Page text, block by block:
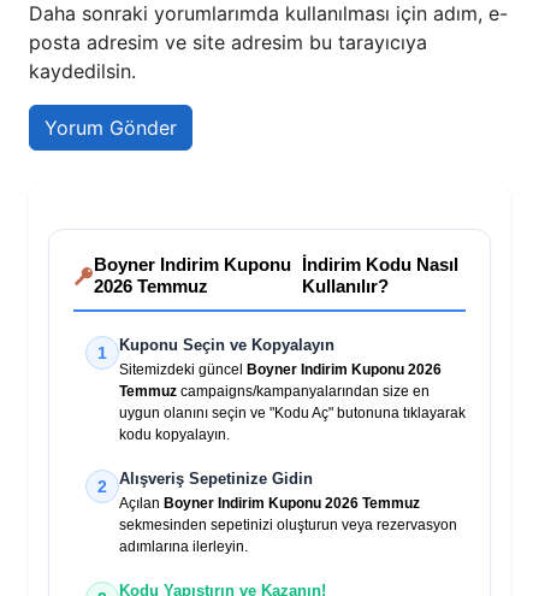
Daha sonraki yorumlarımda kullanılması için adım, e-
posta adresim ve site adresim bu tarayıcıya
kaydedilsin.
Boyner Indirim Kuponu
2026 Temmuz
İndirim Kodu Nasıl
Kullanılır?
1 Kuponu Seçin ve Kopyalayın
Sitemizdeki güncel
Boyner Indirim Kuponu 2026
Temmuz campaigns/kampanyalarından size en
uygun olanını seçin ve "Kodu Aç" butonuna tıklayarak
kodu kopyalayın.
2 Alışveriş Sepetinize Gidin
Açılan Boyner Indirim Kuponu 2026 Temmuz
sekmesinden sepetinizi oluşturun veya rezervasyon
adımlarına ilerleyin.
Kodu Yapıştırın ve Kazanın!